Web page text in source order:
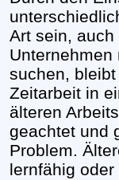
Art sein,
suchen,
Zeitarbeit in
älteren
geachtet und
Problem.
lernfähig